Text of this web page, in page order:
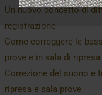
Un nuovo concetto di
registrazione
Come correggere le
prove e in sala di ripresa
Correzione del suono e
ripresa e sala prove